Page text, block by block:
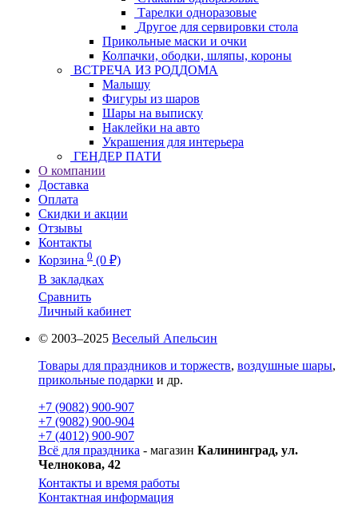
Тарелки одноразовые
Другое для сервировки стола
Прикольные маски и очки
Колпачки, ободки, шляпы, короны
ВСТРЕЧА ИЗ РОДДОМА
Малышу
Фигуры из шаров
Шары на выписку
Наклейки на авто
Украшения для интерьера
ГЕНДЕР ПАТИ
О компании
Доставка
Оплата
Скидки и акции
Отзывы
Контакты
Корзина 0 (0 ₽)
В закладках
Сравнить
Личный кабинет
© 2003–2025 Веселый Апельсин
Товары для праздников и торжеств, воздушные шары,
прикольные подарки и др.
+7 (9082) 900-907
+7 (9082) 900-904
+7 (4012) 900-907
Всё для праздника - магазин Калининград, ул.
Челнокова, 42
Контакты и время работы
Контактная информация